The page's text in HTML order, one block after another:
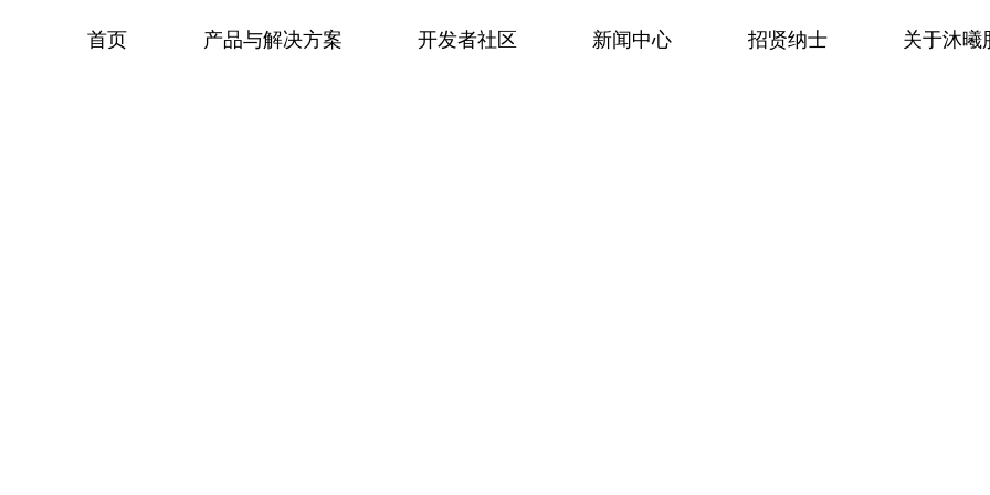
首页 产品与解决方案 开发者社区 新闻中心 招贤纳士 关于沐曦